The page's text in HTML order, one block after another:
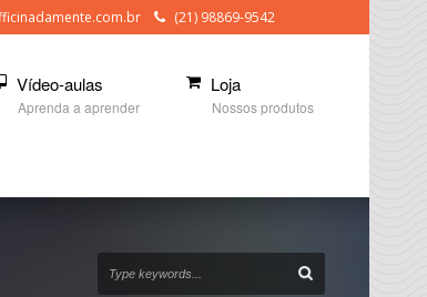
(21) 98869-9542
Vídeo-aulas
Aprenda a aprender
Loja
Nossos produtos